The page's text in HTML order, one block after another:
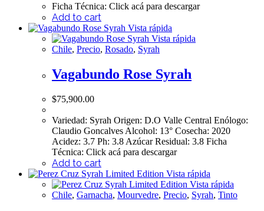
Ficha Técnica: Click acá para descargar
Add to cart
Vista rápida
Vista rápida
Chile, Precio, Rosado, Syrah
Vagabundo Rose Syrah
$75,900.00
Variedad: Syrah Origen: D.O Valle Central Enólogo:
Claudio Goncalves Alcohol: 13° Cosecha: 2020
Acidez: 3.7 Ph: 3.8 Azúcar Residual: 3.8 Ficha
Técnica: Click acá para descargar
Add to cart
Vista rápida
Vista rápida
Chile, Garnacha, Mourvedre, Precio, Syrah, Tinto